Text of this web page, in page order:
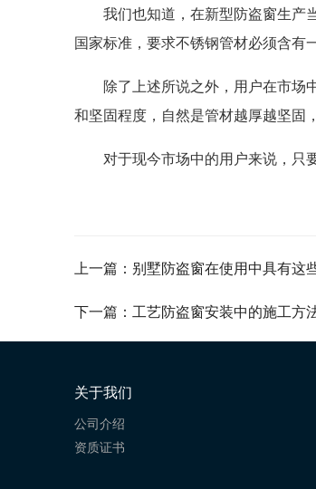
我们也知道，在新型防盗窗生产
国家标准，要求不锈钢管材必须含有
除了上述所说之外，用户在市场
和坚固程度，自然是管材越厚越坚固
对于现今市场中的用户来说，只
上一篇：别墅防盗窗在使用中具有这
下一篇：工艺防盗窗安装中的施工方
关于我们
公司介绍
资质证书